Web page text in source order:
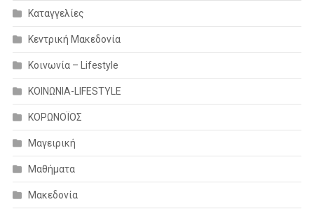
Καταγγελίες
Κεντρική Μακεδονία
Κοινωνία – Lifestyle
ΚΟΙΝΩΝΙΑ-LIFESTYLE
ΚΟΡΩΝΟΪΟΣ
Μαγειρική
Μαθήματα
Μακεδονία